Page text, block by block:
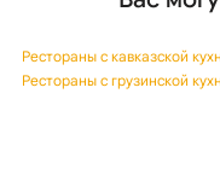
Рестораны с кавказской
Рестораны с грузинской